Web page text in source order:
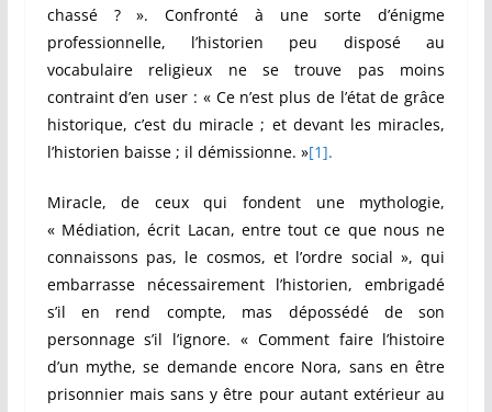
chassé ? ». Confronté à une sorte d’énigme
professionnelle, l’historien peu disposé au
vocabulaire religieux ne se trouve pas moins
contraint d’en user : « Ce n’est plus de l’état de grâce
historique, c’est du miracle ; et devant les miracles,
l’historien baisse ; il démissionne. »[1].
Miracle, de ceux qui fondent une mythologie,
« Médiation, écrit Lacan, entre tout ce que nous ne
connaissons pas, le cosmos, et l’ordre social », qui
embarrasse nécessairement l’historien, embrigadé
s’il en rend compte, mas dépossédé de son
personnage s’il l’ignore. « Comment faire l’histoire
d’un mythe, se demande encore Nora, sans en être
prisonnier mais sans y être pour autant extérieur au